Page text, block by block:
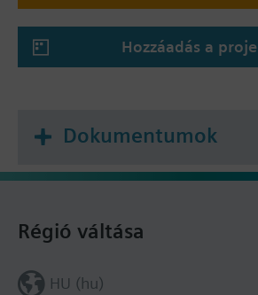
Hozzáadás a
Dokumentumok
Régió váltása
HU (hu)